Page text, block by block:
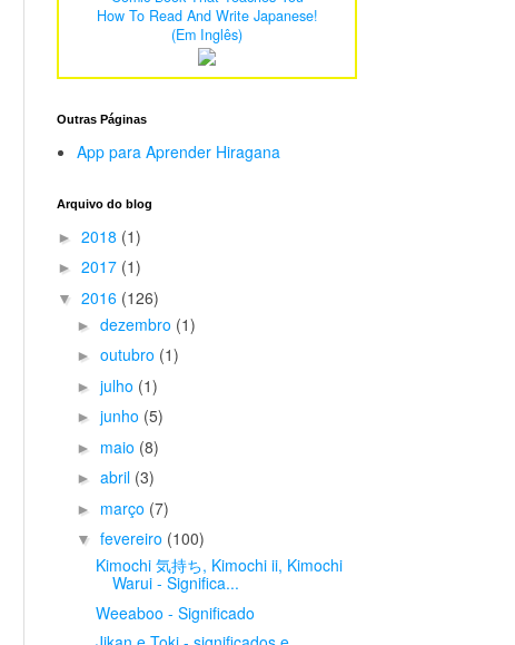
How To Read And Write Japanese!
(Em Inglês)
Outras Páginas
App para Aprender Hiragana
Arquivo do blog
► 2018 (1)
► 2017 (1)
▼ 2016 (126)
► dezembro (1)
► outubro (1)
► julho (1)
► junho (5)
► maio (8)
► abril (3)
► março (7)
▼ fevereiro (100)
Kimochi 気持ち, Kimochi ii, Kimochi
Warui - Significa...
Weeaboo - Significado